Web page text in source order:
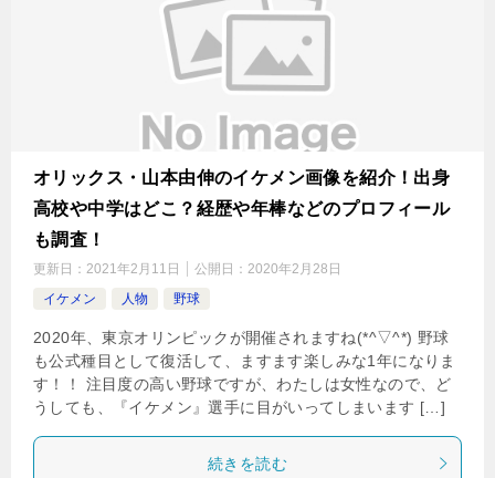
オリックス・山本由伸のイケメン画像を紹介！出身
高校や中学はどこ？経歴や年棒などのプロフィール
も調査！
更新日： 2021年2月11日 公開日： 2020年2月28日
イケメン
人物 野球
2020年、東京オリンピックが開催されますね(*^▽^*) 野球
も公式種目として復活して、ますます楽しみな1年になりま
す！！ 注目度の高い野球ですが、わたしは女性なので、ど
うしても、『イケメン』選手に目がいってしまいます […]
続きを読む